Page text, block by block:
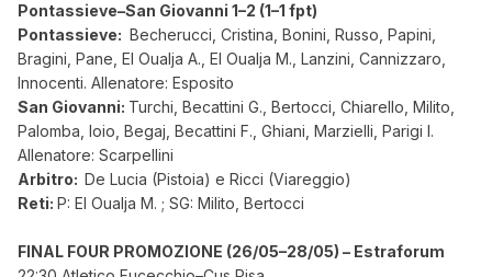
Pontassieve–San Giovanni 1–2 (1–1 fpt)
Pontassieve: Becherucci, Cristina, Bonini, Russo, Papini,
Bragini, Pane, El Oualja A., El Oualja M., Lanzini, Cannizzaro,
Innocenti. Allenatore: Esposito
San Giovanni: Turchi, Becattini G., Bertocci, Chiarello, Milito,
Palomba, Ioio, Begaj, Becattini F., Ghiani, Marzielli, Parigi I.
Allenatore: Scarpellini
Arbitro: De Lucia (Pistoia) e Ricci (Viareggio)
Reti: P: El Oualja M. ; SG: Milito, Bertocci
FINAL FOUR PROMOZIONE (26/05–28/05) – Estraforum